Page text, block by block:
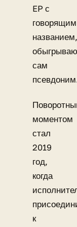
EP с
говорящим
названием,
сам
моментом
стал
2019
год,
когда
к